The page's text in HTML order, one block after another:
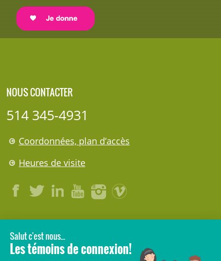
NOUS CONTACTER
514 345-4931
Coordonnées, plan d’accès
Heures de visite
LÉGAL
© 2006-2026CHU Sainte-Justine.